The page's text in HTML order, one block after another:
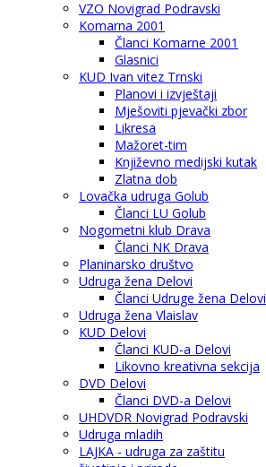
VZO Novigrad Podravski
Komarna 2001
Članci Komarne 2001
Glasnici
KUD Ivan vitez Trnski
Planovi i izvještaji
Mješoviti pjevački zbor
Likresa
Mažoret-tim
Književno medijski kutak
Zlatna dob
Lovačka udruga Golub
Članci LU Golub
Nogometni klub Drava
Članci NK Drava
Planinarsko društvo
Udruga žena Delovi
Članci Udruge žena Delovi
Udruga žena Vlaislav
KUD Delovi
Članci KUD-a Delovi
Likovno kreativna sekcija
DVD Delovi
Članci DVD-a Delovi
UHDVDR Novigrad Podravski
Udruga mladih
LAJKA - udruga za zaštitu